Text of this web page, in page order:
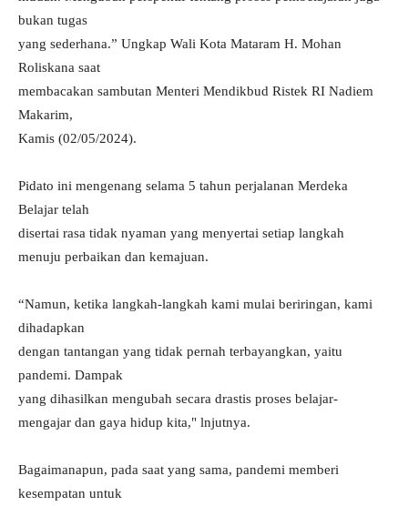
bukan tugas
yang sederhana.” Ungkap Wali Kota Mataram H. Mohan
Roliskana saat
membacakan sambutan Menteri Mendikbud Ristek RI Nadiem
Makarim,
Kamis (02/05/2024).
Pidato ini mengenang selama 5 tahun perjalanan Merdeka
Belajar telah
disertai rasa tidak nyaman yang menyertai setiap langkah
menuju perbaikan dan kemajuan.
“Namun, ketika langkah-langkah kami mulai beriringan, kami
dihadapkan
dengan tantangan yang tidak pernah terbayangkan, yaitu
pandemi. Dampak
yang dihasilkan mengubah secara drastis proses belajar-
mengajar dan gaya hidup kita," lnjutnya.
Bagaimanapun, pada saat yang sama, pandemi memberi
kesempatan untuk